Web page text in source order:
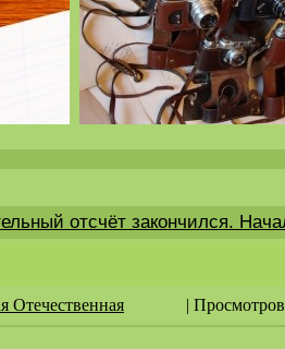
отсчёт закончился.
Отечественная |